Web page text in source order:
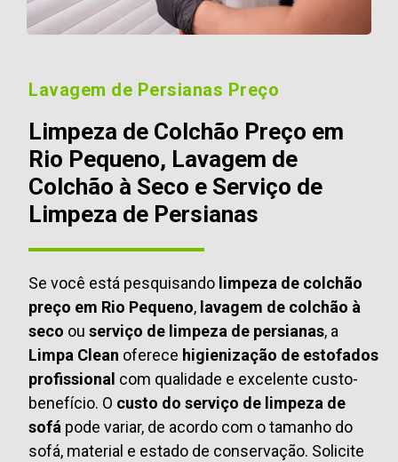
Lavagem de Persianas Preço
Limpeza de Colchão Preço em
Rio Pequeno, Lavagem de
Colchão à Seco e Serviço de
Limpeza de Persianas
Se você está pesquisando limpeza de colchão
preço em Rio Pequeno, lavagem de colchão à
seco ou serviço de limpeza de persianas, a
Limpa Clean oferece higienização de estofados
profissional com qualidade e excelente custo-
benefício. O custo do serviço de limpeza de
sofá pode variar, de acordo com o tamanho do
sofá, material e estado de conservação. Solicite